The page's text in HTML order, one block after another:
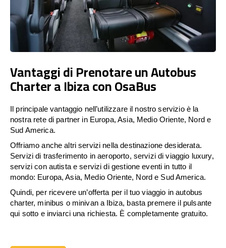
Vantaggi di Prenotare un Autobus
Charter a Ibiza con OsaBus
Il principale vantaggio nell’utilizzare il nostro servizio è la
nostra rete di partner in Europa, Asia, Medio Oriente, Nord e
Sud America.
Offriamo anche altri servizi nella destinazione desiderata.
Servizi di trasferimento in aeroporto, servizi di viaggio luxury,
servizi con autista e servizi di gestione eventi in tutto il
mondo: Europa, Asia, Medio Oriente, Nord e Sud America.
Quindi, per ricevere un’offerta per il tuo viaggio in autobus
charter, minibus o minivan a Ibiza, basta premere il pulsante
qui sotto e inviarci una richiesta. È completamente gratuito.